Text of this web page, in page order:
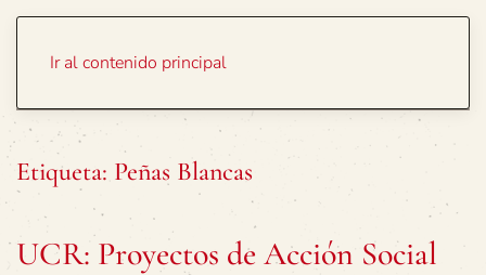
Ir al contenido principal
Etiqueta: Peñas Blancas
UCR: Proyectos de Acción Social